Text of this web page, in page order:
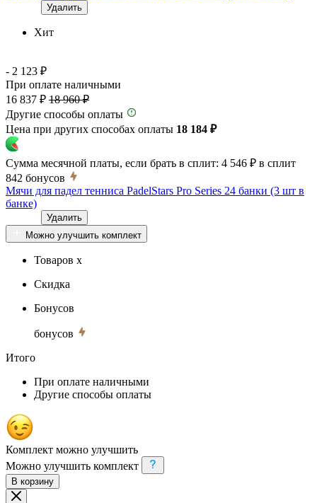
Удалить
Хит
- 2 123 ₽
При оплате наличными
16 837 ₽ 18 960 ₽
Другие способы оплаты
Цена при других способах оплаты 18 184 ₽
Сумма месячной платы, если брать в сплит: 4 546 ₽ в сплит
842 бонусов
Мячи для падел тенниса PadelStars Pro Series 24 банки (3 шт в
банке)
Удалить
Можно улучшить комплект
Товаров x
Скидка
Бонусов
бонусов
Итого
При оплате наличными
Другие способы оплаты
Комплект можно улучшить
Можно улучшить комплект
В корзину